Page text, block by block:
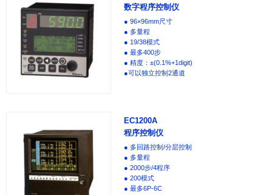
数字程序控制仪
● 96×96mm尺寸
● 多量程
● 19/38模式
● 最多400步
● 精度：±(0.1%+1digit)
●可以独立控制2通道
EC1200A
程序控制仪
● 多回路控制/分层控制
● 多量程
● 2000步/4程序
● 200模式
● 最多6P-6C